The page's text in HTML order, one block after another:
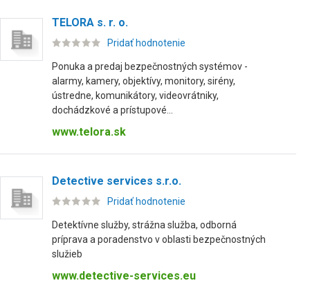
TELORA s. r. o.
Pridať hodnotenie
Ponuka a predaj bezpečnostných systémov -
alarmy, kamery, objektívy, monitory, sirény,
ústredne, komunikátory, videovrátniky,
dochádzkové a prístupové...
www.telora.sk
Detective services s.r.o.
Pridať hodnotenie
Detektívne služby, strážna služba, odborná
príprava a poradenstvo v oblasti bezpečnostných
služieb
www.detective-services.eu